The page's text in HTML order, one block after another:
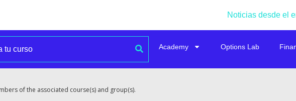
Noticias desde el
Academy Options Lab
of the associated course(s) and group(s).